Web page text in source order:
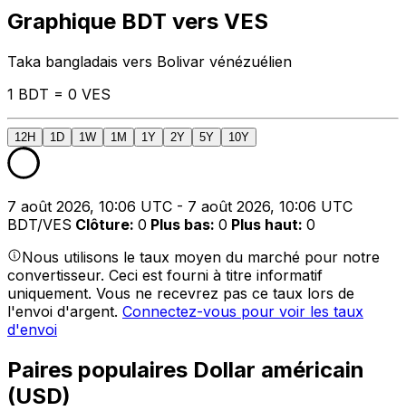
Graphique BDT vers VES
Taka bangladais vers Bolivar vénézuélien
1 BDT = 0 VES
12H 1D 1W 1M 1Y 2Y 5Y 10Y
7 août 2026, 10:06 UTC - 7 août 2026, 10:06 UTC
BDT/VES Clôture: 0 Plus bas: 0 Plus haut: 0
Nous utilisons le taux moyen du marché pour notre
convertisseur. Ceci est fourni à titre informatif
uniquement. Vous ne recevrez pas ce taux lors de
l'envoi d'argent. Connectez-vous pour voir les taux
d'envoi
Paires populaires Dollar américain
(USD)